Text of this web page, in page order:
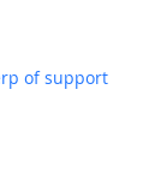
of support